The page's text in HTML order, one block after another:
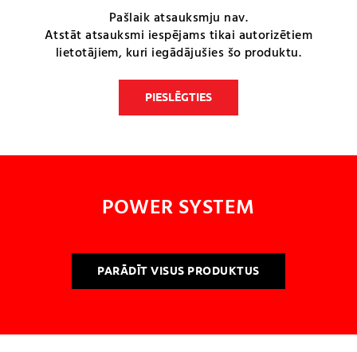
Pašlaik atsauksmju nav.
Atstāt atsauksmi iespējams tikai autorizētiem
lietotājiem, kuri iegādājušies šo produktu.
PIESLĒGTIES
POWER SYSTEM
PARĀDĪT VISUS PRODUKTUS